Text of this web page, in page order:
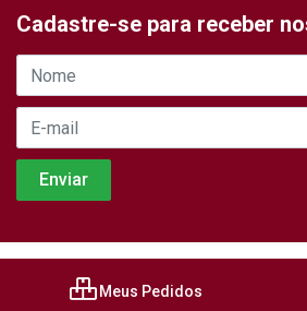
Cadastre-se para receber
Meus Pedidos